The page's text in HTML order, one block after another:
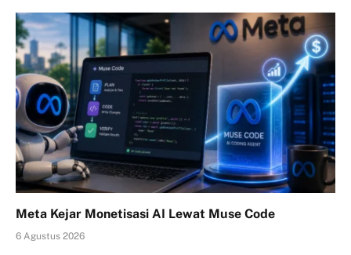
Meta Kejar Monetisasi AI Lewat Muse Code
6 Agustus 2026